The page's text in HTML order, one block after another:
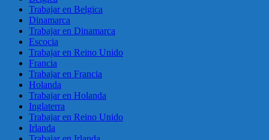
Trabajar en Belgica
Dinamarca
Trabajar en Dinamarca
Escocia
Trabajar en Reino Unido
Francia
Trabajar en Francia
Holanda
Trabajar en Holanda
Inglaterra
Trabajar en Reino Unido
Irlanda